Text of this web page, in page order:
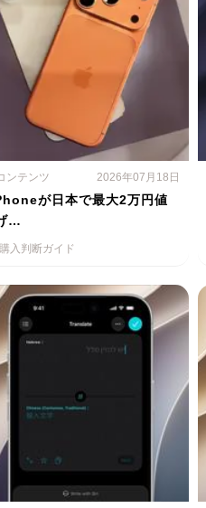
ンテンツ 2026年07月18日
が日本で最大2万円値
…
購入判断ガイド